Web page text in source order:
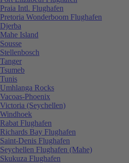
Praia Intl. Flughafen
Pretoria Wonderboom Flughafen
Djerba
Mahe Island
Sousse
Stellenbosch
Tanger
Tsumeb
Tunis
Umhlanga Rocks
Vacoas-Phoenix
Victoria (Seychellen)
Windhoek
Rabat Flughafen
Richards Bay Flughafen
Saint-Denis Flughafen
Seychellen Flughafen (Mahe)
Skukuza Flughafen